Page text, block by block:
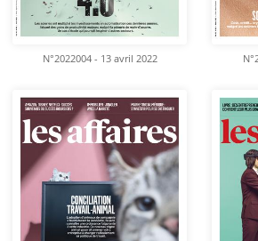
N°2022004 - 13 avril 2022